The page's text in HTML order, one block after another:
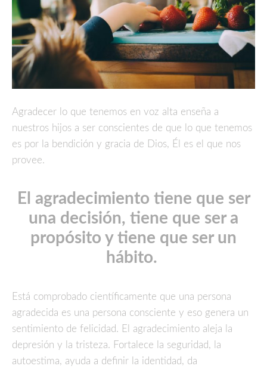
Agradecer lo que tenemos en voz alta enseña a
nuestros hijos a ser conscientes de que lo que tenemos
es por la bendición y gracia de Dios, Él es el que nos
provee.
El agradecimiento tiene que ser
una decisión, tiene que ser a
propósito y tiene que ser un
hábito.
Está comprobado científicamente que una persona
agradecida es una persona consciente y eso genera un
sentimiento de felicidad. El agradecimiento aleja la
depresión y la tristeza. Fortalece la seguridad, la
autoestima, ayuda a definir la identidad, da